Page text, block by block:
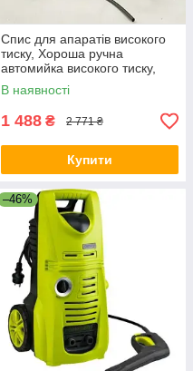
Спис для апаратів високого
тиску, Хороша ручна
автомийка високого тиску,
Акумуляторна ручна мийка
XI-32
В наявності
1 488 ₴ 2 771 ₴
Купити
–46%